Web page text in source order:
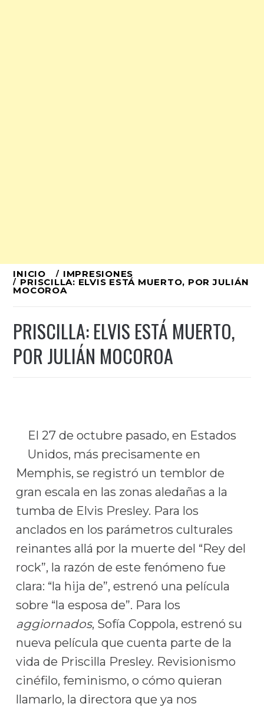
Ir
al
INICIO IMPRESIONES
PRISCILLA: ELVIS ESTÁ MUERTO, POR JULIÁN
MOCOROA
PRISCILLA: ELVIS ESTÁ MUERTO,
POR JULIÁN MOCOROA
El 27 de octubre pasado, en Estados
Unidos, más precisamente en
Memphis, se registró un temblor de
gran escala en las zonas aledañas a la
tumba de Elvis Presley. Para los
anclados en los parámetros culturales
reinantes allá por la muerte del “Rey del
rock”, la razón de este fenómeno fue
clara: “la hija de”, estrenó una película
sobre “la esposa de”. Para los
aggiornados, Sofía Coppola, estrenó su
nueva película que cuenta parte de la
vida de Priscilla Presley. Revisionismo
cinéfilo, feminismo, o cómo quieran
llamarlo, la directora que ya nos